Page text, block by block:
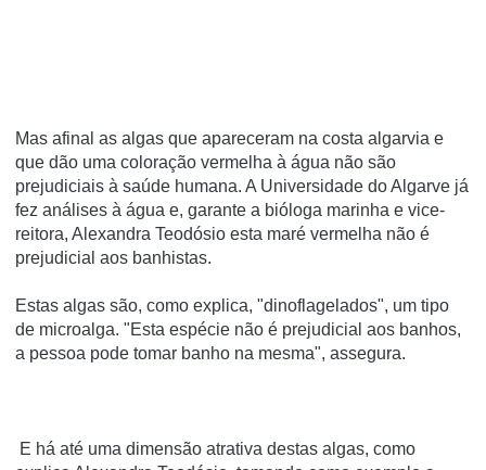
Mas afinal as algas que apareceram na costa algarvia e
que dão uma coloração vermelha à água não são
prejudiciais à saúde humana. A Universidade do Algarve já
fez análises à água e, garante a bióloga marinha e vice-
reitora, Alexandra Teodósio esta maré vermelha não é
prejudicial aos banhistas.
Estas algas são, como explica, "dinoflagelados", um tipo
de microalga. "Esta espécie não é prejudicial aos banhos,
a pessoa pode tomar banho na mesma", assegura.
E há até uma dimensão atrativa destas algas, como